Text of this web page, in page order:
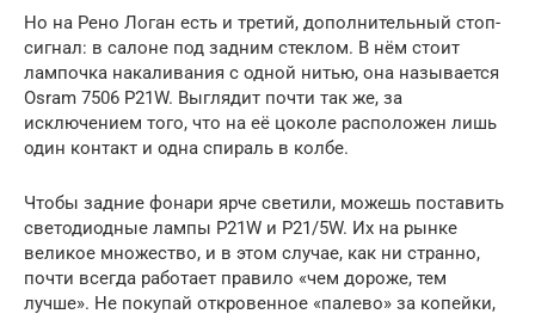
Но на Рено Логан есть и третий, дополнительный стоп-
сигнал: в салоне под задним стеклом. В нём стоит
лампочка накаливания с одной нитью, она называется
Osram 7506 P21W. Выглядит почти так же, за
исключением того, что на её цоколе расположен лишь
один контакт и одна спираль в колбе.
Чтобы задние фонари ярче светили, можешь поставить
светодиодные лампы P21W и P21/5W. Их на рынке
великое множество, и в этом случае, как ни странно,
почти всегда работает правило «чем дороже, тем
лучше». Не покупай откровенное «палево» за копейки,